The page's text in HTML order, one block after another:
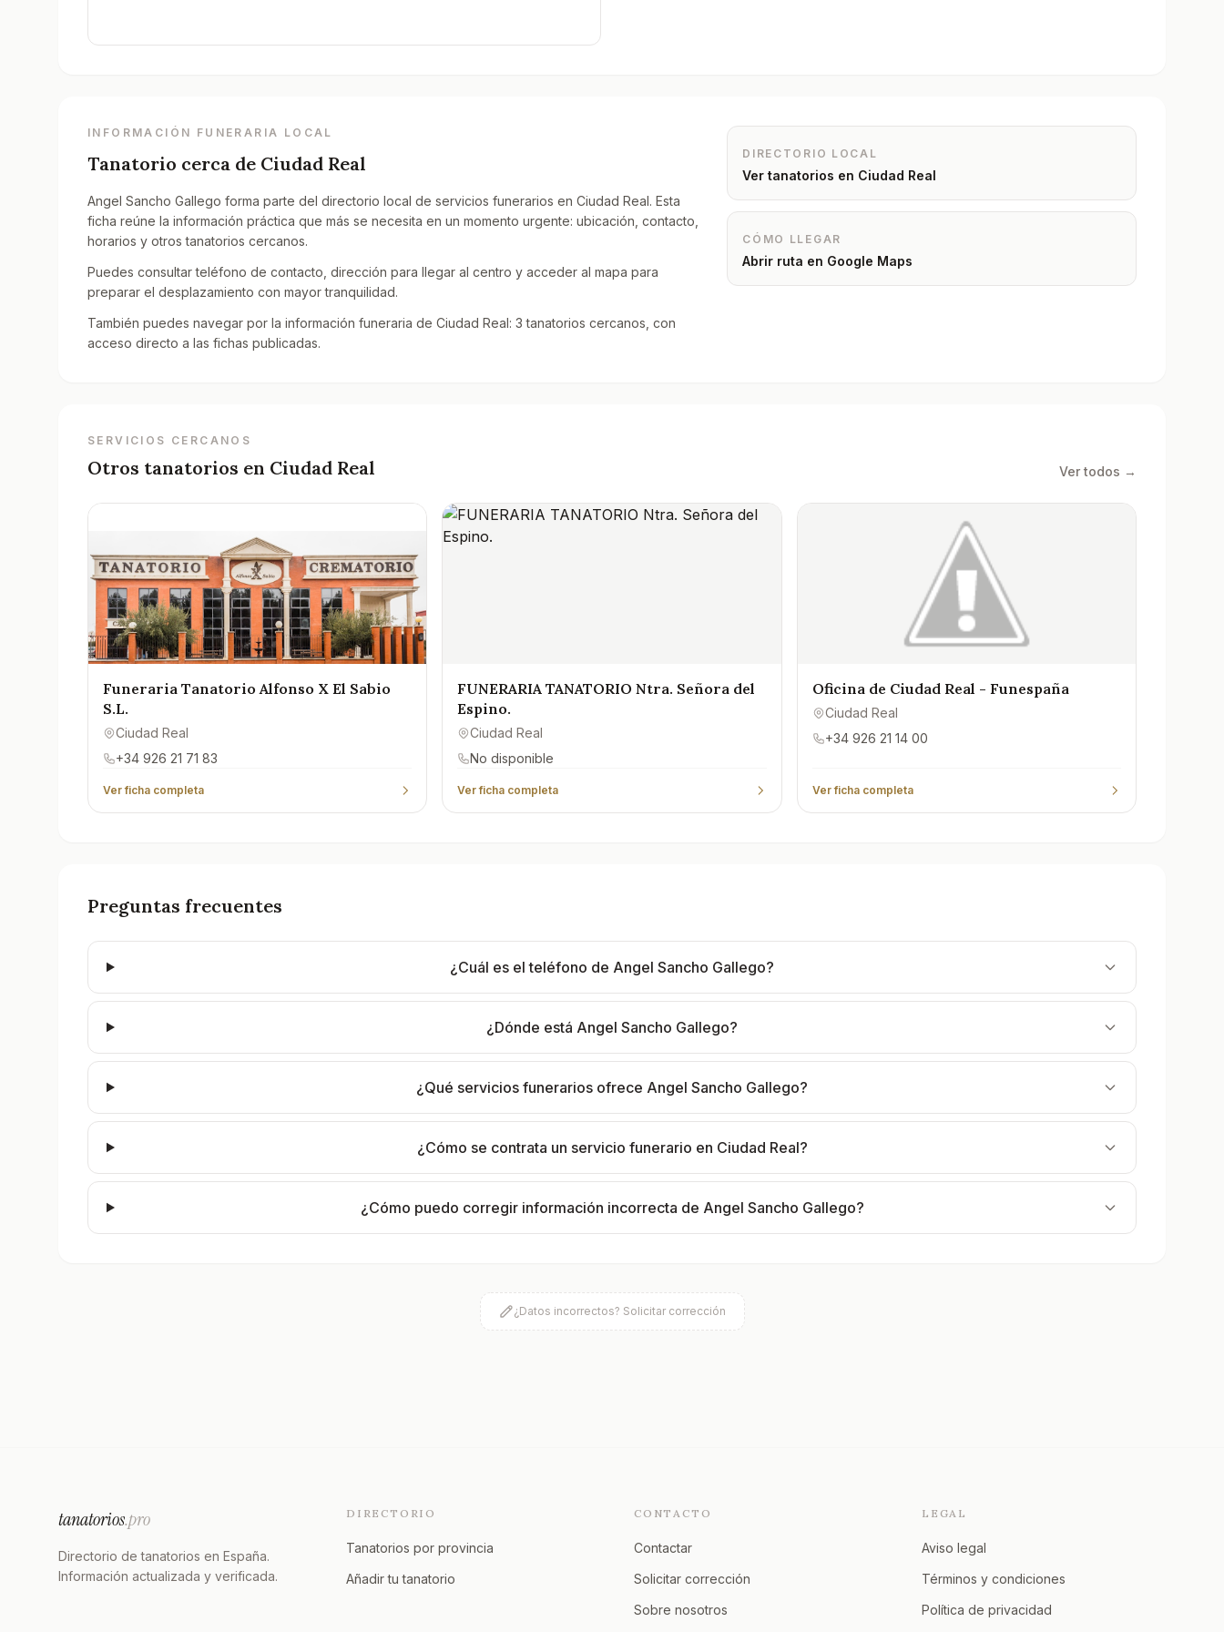
INFORMACIÓN FUNERARIA LOCAL
Tanatorio cerca de Ciudad Real
Angel Sancho Gallego forma parte del directorio local de servicios funerarios en Ciudad Real. Esta
ficha reúne la información práctica que más se necesita en un momento urgente: ubicación, contacto,
horarios y otros tanatorios cercanos.
Puedes consultar teléfono de contacto, dirección para llegar al centro y acceder al mapa para
preparar el desplazamiento con mayor tranquilidad.
También puedes navegar por la información funeraria de Ciudad Real: 3 tanatorios cercanos, con
acceso directo a las fichas publicadas.
DIRECTORIO LOCAL
Ver tanatorios en Ciudad Real
CÓMO LLEGAR
Abrir ruta en Google Maps
SERVICIOS CERCANOS
Otros tanatorios en Ciudad Real Ver todos →
Funeraria Tanatorio Alfonso X El Sabio
S.L.
Ciudad Real
+34 926 21 71 83
Ver ficha completa
FUNERARIA TANATORIO Ntra. Señora del
Espino.
Ciudad Real
No disponible
Ver ficha completa
Oficina de Ciudad Real - Funespaña
Ciudad Real
+34 926 21 14 00
Ver ficha completa
Preguntas frecuentes
¿Cuál es el teléfono de Angel Sancho Gallego?
¿Dónde está Angel Sancho Gallego?
¿Qué servicios funerarios ofrece Angel Sancho Gallego?
¿Cómo se contrata un servicio funerario en Ciudad Real?
¿Cómo puedo corregir información incorrecta de Angel Sancho Gallego?
¿Datos incorrectos? Solicitar corrección
tanatorios.pro
Directorio de tanatorios en España.
Información actualizada y verificada.
DIRECTORIO
Tanatorios por provincia
Añadir tu tanatorio
CONTACTO
Contactar
Solicitar corrección
Sobre nosotros
LEGAL
Aviso legal
Términos y condiciones
Política de privacidad